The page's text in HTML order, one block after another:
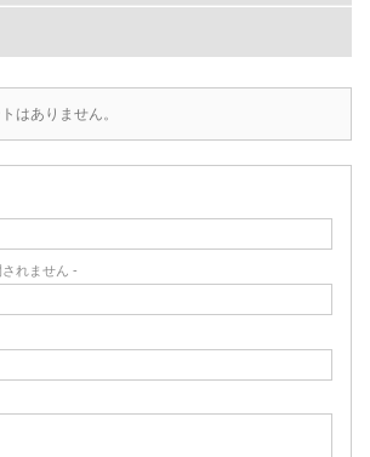
はありません。
れません -